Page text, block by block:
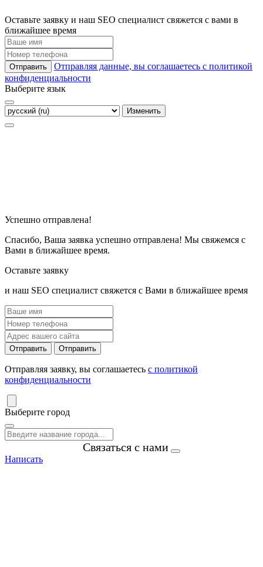
Оставьте заявку и наш SEO специалист свяжется с вами в
ближайшее время
Отправить
Отправляя данные, вы соглашаетесь с политикой
конфиденциальности
Выберите язык
Изменить
Успешно отправлена!
Спасибо, Ваша заявка успешно отправлена! Мы свяжемся с
Вами в ближайшее время.
Оставьте заявку
и наш SEO специалист свяжется с Вами в ближайшее время
Отправить Отправить
Отправляя заявку, вы соглашаетесь с политикой
конфиденциальности
Выберите город
Связаться с нами
Написать